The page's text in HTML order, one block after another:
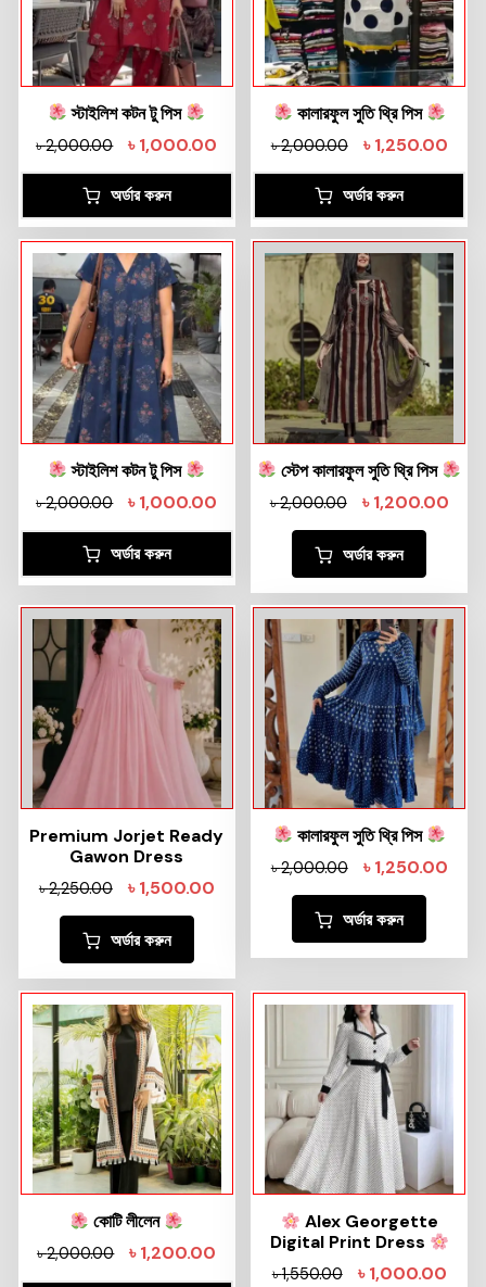
স্টাইলিশ কটন টু পিস
৳2,000.00 ৳1,000.00
অর্ডার করুন
কালারফুল সুতি থ্রি পিস
৳2,000.00 ৳1,250.00
অর্ডার করুন
স্টাইলিশ কটন টু পিস
৳2,000.00 ৳1,000.00
অর্ডার করুন
স্টেপ কালারফুল সুতি থ্রি পিস
৳2,000.00 ৳1,200.00
অর্ডার করুন
Premium Jorjet Ready
Gawon Dress
৳2,250.00 ৳1,500.00
অর্ডার করুন
কালারফুল সুতি থ্রি পিস
৳2,000.00 ৳1,250.00
অর্ডার করুন
কোটি লীলেন
৳2,000.00 ৳1,200.00
Alex Georgette
Digital Print Dress
৳1,550.00 ৳1,000.00